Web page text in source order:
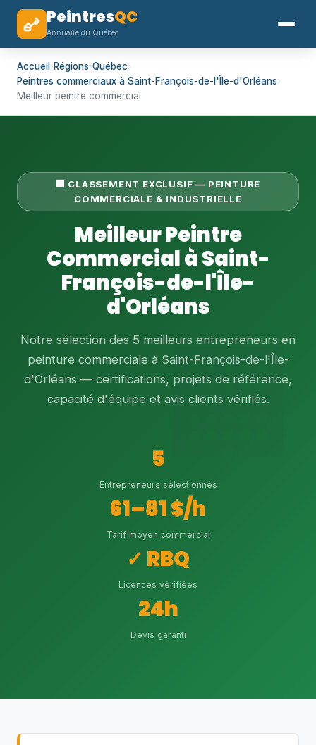
PeintresQC
Annuaire du Québec
Accueil ›Régions›Québec›
Peintres commerciaux à Saint-François-de-l'Île-d'Orléans›
Meilleur peintre commercial
🏢 CLASSEMENT EXCLUSIF — PEINTURE
COMMERCIALE & INDUSTRIELLE
Meilleur Peintre
Commercial à Saint-
François-de-l'Île-
d'Orléans
Notre sélection des 5 meilleurs entrepreneurs en
peinture commerciale à Saint-François-de-l'Île-
d'Orléans — certifications, projets de référence,
capacité d'équipe et avis clients vérifiés.
5
Entrepreneurs sélectionnés
61–81 $/h
Tarif moyen commercial
✓ RBQ
Licences vérifiées
24h
Devis garanti